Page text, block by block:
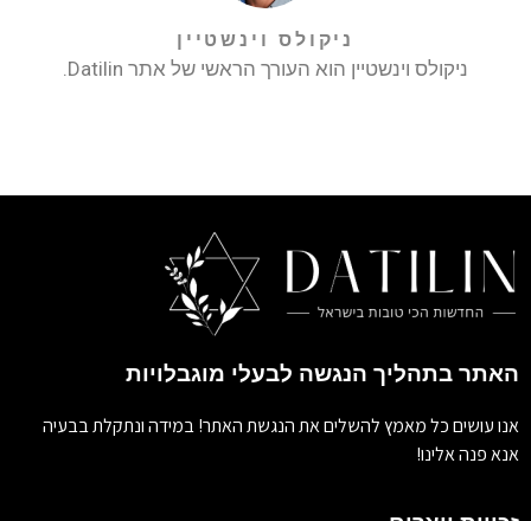
ניקולס וינשטיין
ניקולס וינשטיין הוא העורך הראשי של אתר Datilin.
האתר בתהליך הנגשה לבעלי מוגבלויות
אנו עושים כל מאמץ להשלים את הנגשת האתר! במידה ונתקלת בבעיה
אנא פנה אלינו!